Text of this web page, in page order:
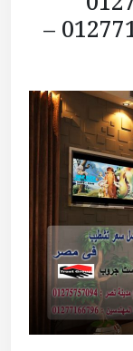
ارقام واتس اب : 01277166796 –